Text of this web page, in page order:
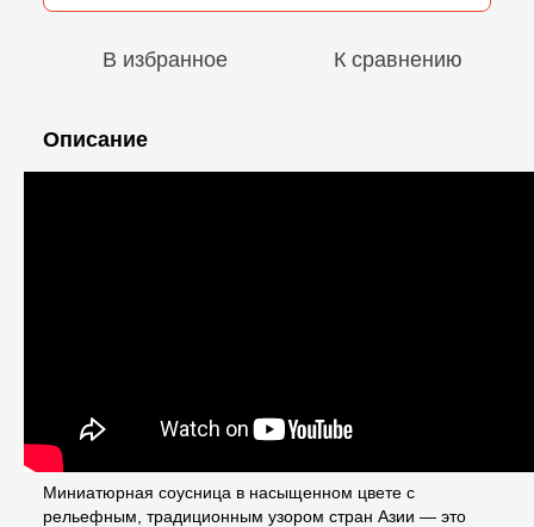
В избранное К сравнению
Описание
Миниатюрная соусница в насыщенном цвете с
рельефным, традиционным узором стран Азии — это